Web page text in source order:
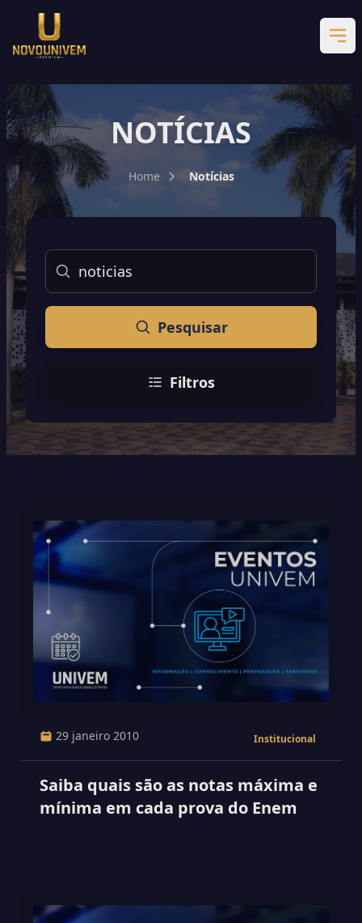
NOTÍCIAS
Home Notícias
Buscar
Pesquisar
Filtros
29 janeiro 2010 Institucional
Saiba quais são as notas máxima e
mínima em cada prova do Enem